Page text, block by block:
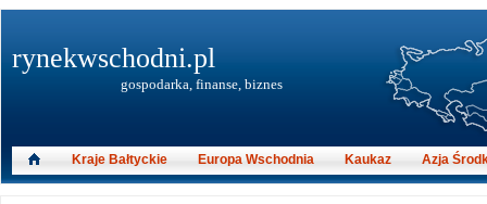
rynekwschodni.pl
gospodarka, finanse, biznes
Kraje Bałtyckie Europa Wschodnia Kaukaz Azja